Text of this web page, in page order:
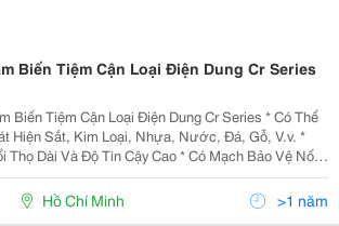
Biến Tiệm Cận Loại Điện Dung Cr Series
Biến Tiệm Cận Loại Điện Dung Cr Series * Có Thể
Hiện Sắt, Kim Loại, Nhựa, Nước, Đá, Gỗ, V.v. *
Thọ Dài Và Độ Tin Cậy Cao * Có Mạch Bảo Vệ Nối
Cực Nguồn, Quá Áp * Dễ Dàng Điều Chỉnh
Cách Phát Hiện Với Biến Trở Điều Chỉ
Hồ Chí Minh >1 năm